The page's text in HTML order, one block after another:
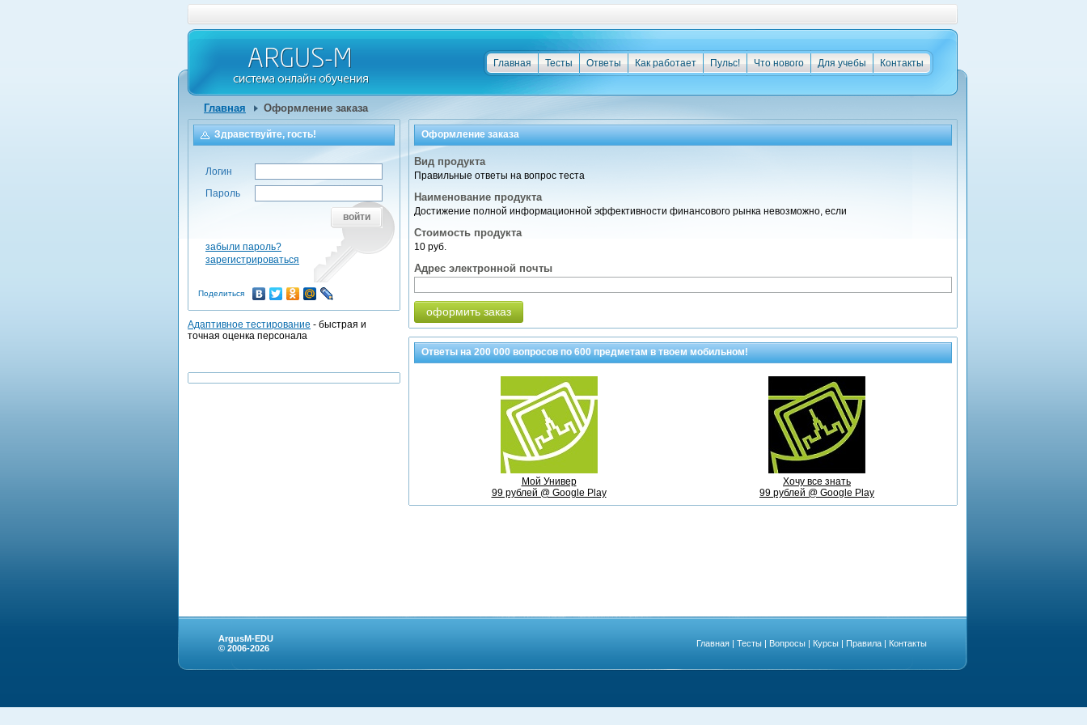
Контакты
Для учебы
Что нового
Пульс!
Как работает
Ответы
Тесты
Главная
Главная Оформление заказа
Оформление заказа
Вид продукта
Правильные ответы на вопрос теста
Наименование продукта
Достижение полной информационной эффективности финансового рынка невозможно, если
Стоимость продукта
10 руб.
Адрес электронной почты
оформить заказ
Ответы на200 000вопросов по600 предметамв твоем мобильном!
Мой Универ
99 рублей @ Google Play
Хочу все знать
99 рублей @ Google Play
Здравствуйте, гость!
Логин
Пароль
войти
забыли пароль?
зарегистрироваться
Поделиться
Адаптивное тестирование - быстрая и
точная оценка персонала
ArgusM-EDU
© 2006-2026
Главная | Тесты | Вопросы | Курсы | Правила | Контакты